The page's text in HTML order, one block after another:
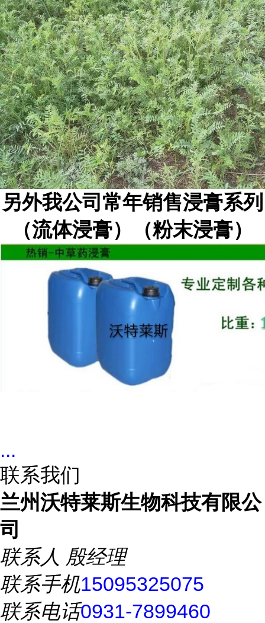
另外我公司常年销售浸膏系列
（流体浸膏）（粉末浸膏）
...
联系我们
兰州沃特莱斯生物科技有限公
司
联系人 殷经理
联系手机15095325075
联系电话0931-7899460